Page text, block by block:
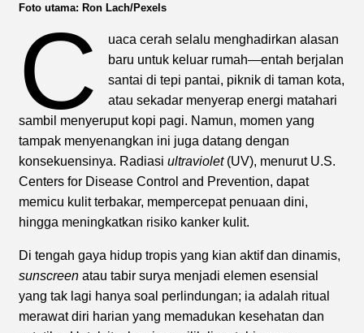
Foto utama: Ron Lach/Pexels
C
uaca cerah selalu menghadirkan alasan
baru untuk keluar rumah—entah berjalan
santai di tepi pantai, piknik di taman kota,
atau sekadar menyerap energi matahari
sambil menyeruput kopi pagi. Namun, momen yang
tampak menyenangkan ini juga datang dengan
konsekuensinya. Radiasi ultraviolet(UV), menurut U.S.
Centers for Disease Control and Prevention, dapat
memicu kulit terbakar, mempercepat penuaan dini,
hingga meningkatkan risiko kanker kulit.
Di tengah gaya hidup tropis yang kian aktif dan dinamis,
sunscreen atau tabir surya menjadi elemen esensial
yang tak lagi hanya soal perlindungan; ia adalah ritual
merawat diri harian yang memadukan kesehatan dan